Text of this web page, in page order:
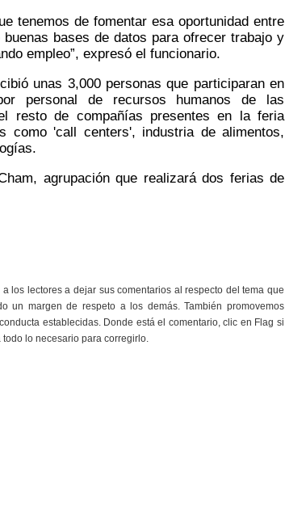
tenemos de fomentar esa oportunidad entre
bases de datos para ofrecer trabajo y
empleo”, expresó el funcionario.
unas 3,000 personas que participaran en
personal de recursos humanos de las
resto de compañías presentes en la feria
como 'call centers', industria de alimentos,
agrupación que realizará dos ferias de
los lectores a dejar sus comentarios al respecto del tema que
un margen de respeto a los demás. También promovemos
establecidas. Donde está el comentario, clic en Flag si
lo necesario para corregirlo.